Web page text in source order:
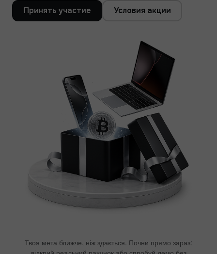
Принять участие
Условия акции
Твоя мета ближче, ніж здається. Почни прямо зараз: